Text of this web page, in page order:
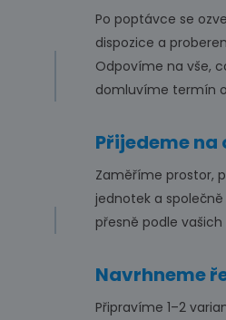
Po poptávce se
dispozice a
Odpovíme na vše,
domluvíme termín
Přijedeme
Zaměříme prostor,
jednotek a
přesně podle vašich
Navrhneme
Připravíme 1–2